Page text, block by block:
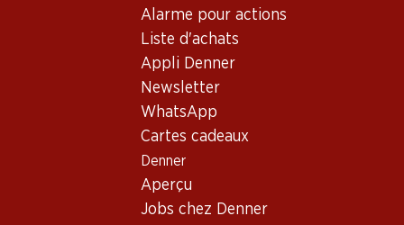
Alarme pour actions
Liste d'achats
Appli Denner
Newsletter
WhatsApp
Cartes cadeaux
Denner
Aperçu
Jobs chez Denner